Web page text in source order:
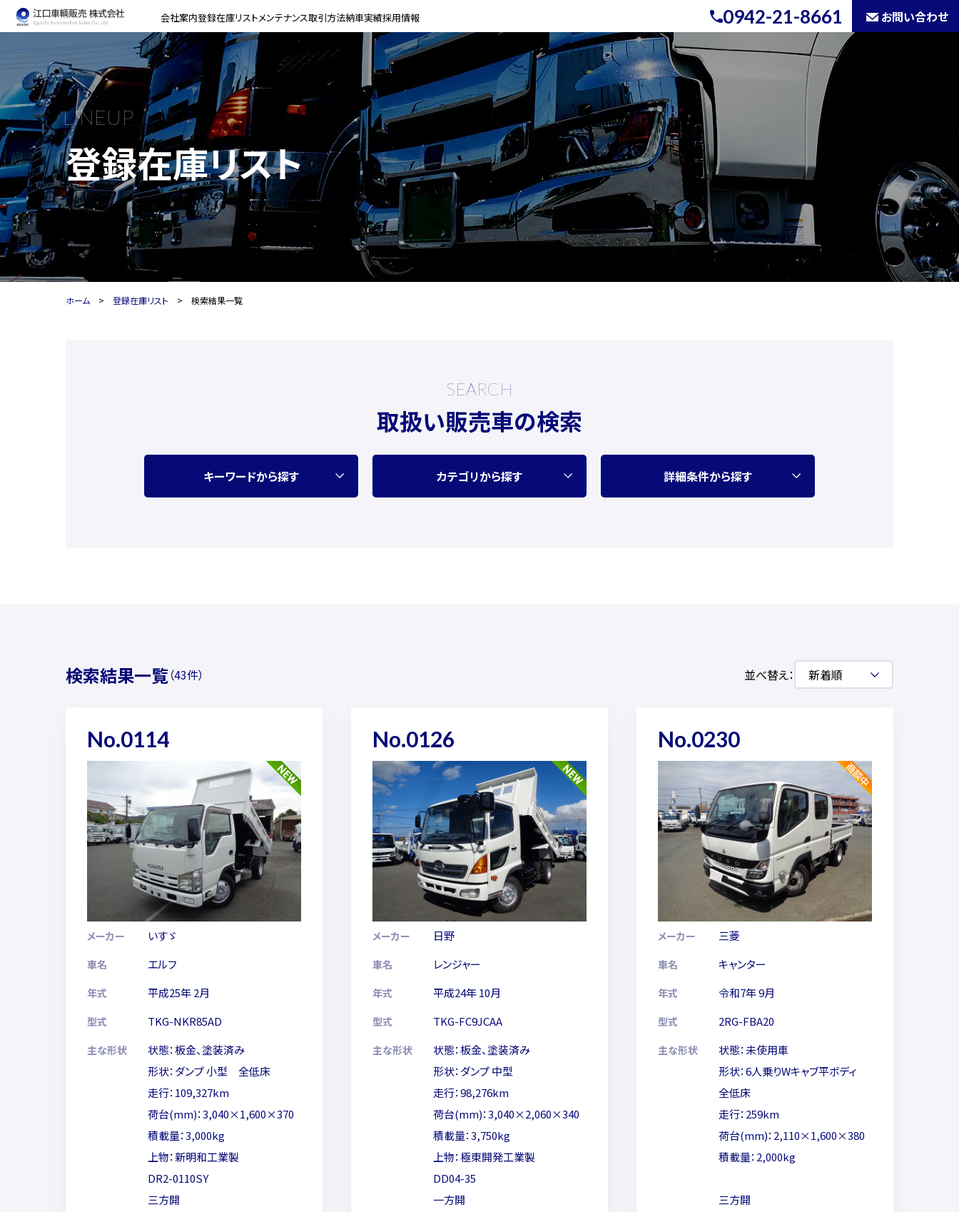
会社案内登録在庫リストメンテナンス取引方法納車実績採用情報 0942-21-8661 お問い合わせ
LINEUP
登録在庫リスト
ホーム 登録在庫リスト 検索結果一覧
SEARCH
取扱い販売車の検索
キーワードから探す カテゴリから探す 詳細条件から探す
検索結果一覧（43件） 並べ替え：
No.0114
メーカー いすゞ
車名 エルフ
年式 平成25年 2月
型式 TKG-NKR85AD
主な形状
状態：板金、塗装済み
形状：ダンプ 小型 全低床
走行：109,327km
荷台(mm)：3,040×1,600×370
積載量：3,000kg
上物：新明和工業製
DR2-0110SY
三方開
No.0126
メーカー 日野
車名 レンジャー
年式 平成24年 10月
型式 TKG-FC9JCAA
主な形状
状態：板金、塗装済み
形状：ダンプ 中型
走行：98,276km
荷台(mm)：3,040×2,060×340
積載量：3,750kg
上物：極東開発工業製
DD04-35
一方開
No.0230
メーカー 三菱
車名 キャンター
年式 令和7年 9月
型式 2RG-FBA20
主な形状
状態：未使用車
形状：6人乗りWキャブ平ボディ
全低床
走行：259km
荷台(mm)：2,110×1,600×380
積載量：2,000kg
三方開